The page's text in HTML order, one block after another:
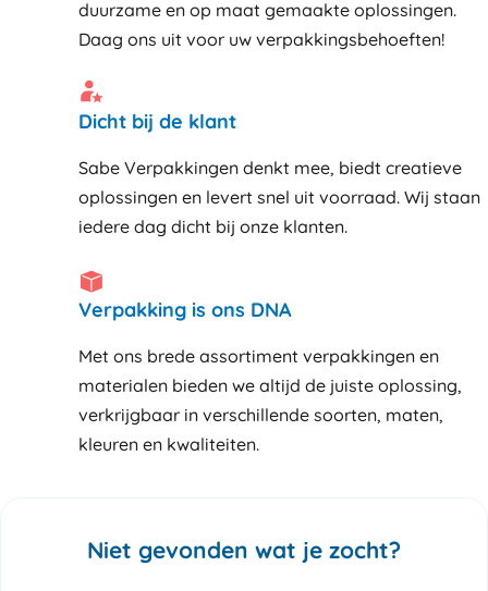
duurzame en op maat gemaakte oplossingen.
Daag ons uit voor uw verpakkingsbehoeften!
Dicht bij de klant
Sabe Verpakkingen denkt mee, biedt creatieve
oplossingen en levert snel uit voorraad. Wij staan
iedere dag dicht bij onze klanten
Verpakking is ons DNA
Met ons brede assortiment verpakkingen en
materialen bieden we altijd de juiste oplossing,
verkrijgbaar in verschillende soorten, maten,
kleuren en kwaliteiten.
Niet gevonden wat je zocht?